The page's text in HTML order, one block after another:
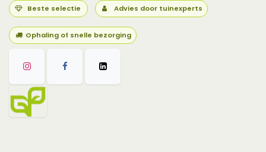
Beste selectie Advies door tuinexperts
Ophaling of snelle bezorging